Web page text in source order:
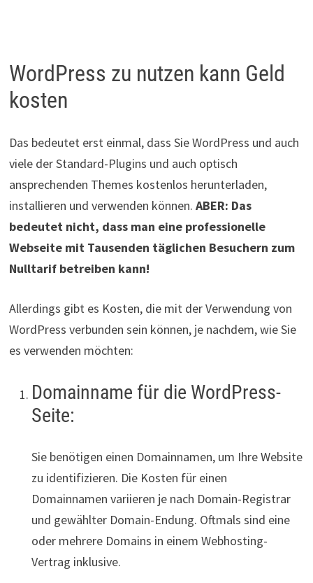
WordPress zu nutzen kann Geld
kosten
Das bedeutet erst einmal, dass Sie WordPress und auch
viele der Standard-Plugins und auch optisch
ansprechenden Themes kostenlos herunterladen,
installieren und verwenden können. ABER: Das
bedeutet nicht, dass man eine professionelle
Webseite mit Tausenden täglichen Besuchern zum
Nulltarif betreiben kann!
Allerdings gibt es Kosten, die mit der Verwendung von
WordPress verbunden sein können, je nachdem, wie Sie
es verwenden möchten:
Domainname für die WordPress-
Seite:
Sie benötigen einen Domainnamen, um Ihre Website
zu identifizieren. Die Kosten für einen
Domainnamen variieren je nach Domain-Registrar
und gewählter Domain-Endung. Oftmals sind eine
oder mehrere Domains in einem Webhosting-
Vertrag inklusive.